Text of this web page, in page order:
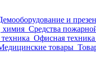
и
химия Средства
Офисная техника
товары